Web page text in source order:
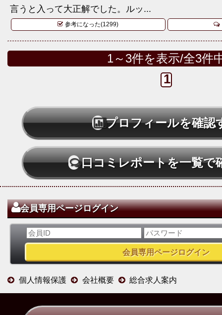
言うと入って大正解でした。ルッ...
参考になった(1299)
1～3件を表示/全3件
1
プロフィールを確認
口コミレポートを一覧で
会員専用ページログイン
個人情報保護 会社概要 総合求人案内